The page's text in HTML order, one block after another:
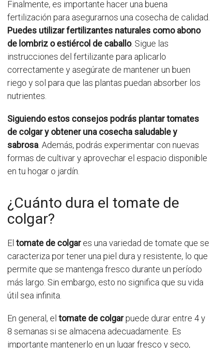
Finalmente, es importante hacer una buena
fertilización para asegurarnos una cosecha de calidad.
Puedes utilizar fertilizantes naturales como abono
de lombriz o estiércol de caballo. Sigue las
instrucciones del fertilizante para aplicarlo
correctamente y asegúrate de mantener un buen
riego y sol para que las plantas puedan absorber los
nutrientes.
Siguiendo estos consejos podrás plantar tomates
de colgar y obtener una cosecha saludable y
sabrosa. Además, podrás experimentar con nuevas
formas de cultivar y aprovechar el espacio disponible
en tu hogar o jardín.
¿Cuánto dura el tomate de
colgar?
El tomate de colgares una variedad de tomate que se
caracteriza por tener una piel dura y resistente, lo que
permite que se mantenga fresco durante un período
más largo. Sin embargo, esto no significa que su vida
útil sea infinita.
En general, el tomate de colgarpuede durar entre 4 y
8 semanas si se almacena adecuadamente. Es
importante mantenerlo en un lugar fresco y seco,